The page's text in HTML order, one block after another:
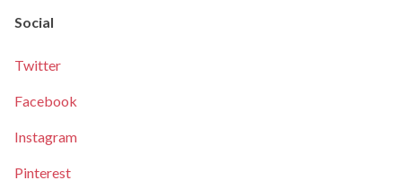
Social
Twitter
Facebook
Instagram
Pinterest